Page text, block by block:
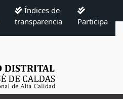
Índices de
transparencia
Participa